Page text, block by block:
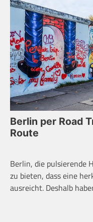
Berlin per Road
Route
Berlin, die pulsierende
zu bieten, dass eine
ausreicht. Deshalb